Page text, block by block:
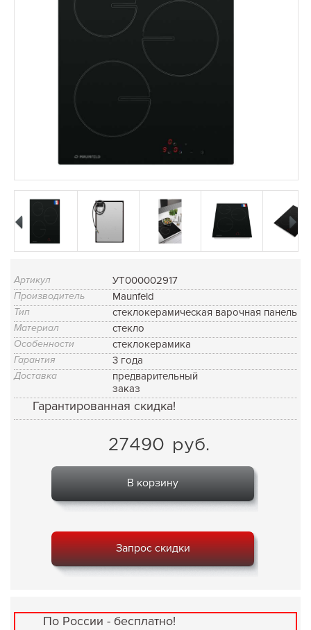
Артикул УТ000002917
Производитель Maunfeld
Тип стеклокерамическая варочная панель
Материал стекло
Особенности стеклокерамика
Гарантия 3 года
Доставка
предварительный
заказ
Гарантированная скидка!
27490 руб.
В корзину
Запрос скидки
По России - бесплатно!